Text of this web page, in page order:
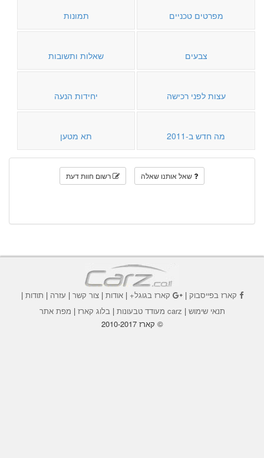
מפרטים טכניים תמונות
צבעים שאלות ותשובות
עצות לפני רכישה יחידות הנעה
מה חדש ב-2011 תא מטען
שאל אותנו שאלה רשום חוות דעת
קארז בפייסבוק| קארז בגוגל+|אודות |צור קשר | עזרה | תודות |
תנאי שימוש | carz מעודד טבעונות |בלוג קארז | מפת אתר
© קארז 2010-2017